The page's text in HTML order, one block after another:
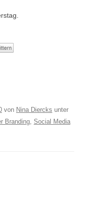
von Nina Diercks unter
Branding, Social Media